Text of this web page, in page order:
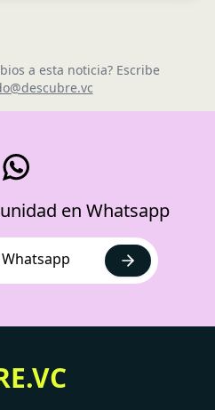
a esta noticia? Escribe
en Whatsapp